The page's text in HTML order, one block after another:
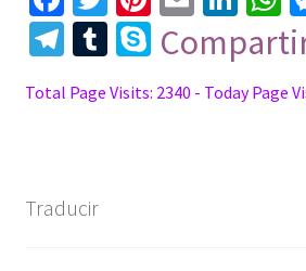
ce
b
o
wi
tt
er
nt
er
es
m
ai
l
n
ke
dI
h
at
Te
gr
T
m
S
p
Total Page Visits: 2340 - Today Page
Traducir